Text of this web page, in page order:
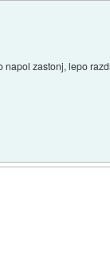
zastonj, lepo